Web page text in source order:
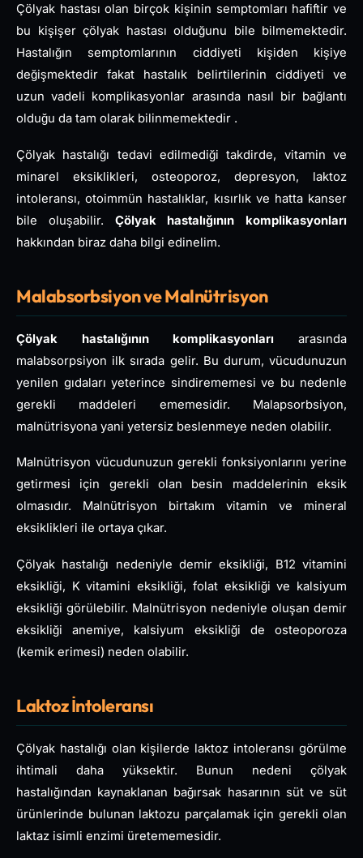
Çölyak hastası olan birçok kişinin semptomları hafiftir ve
bu kişişer çölyak hastası olduğunu bile bilmemektedir.
Hastalığın semptomlarının ciddiyeti kişiden kişiye
değişmektedir fakat hastalık belirtilerinin ciddiyeti ve
uzun vadeli komplikasyonlar arasında nasıl bir bağlantı
olduğu da tam olarak bilinmemektedir .
Çölyak hastalığı tedavi edilmediği takdirde, vitamin ve
minarel eksiklikleri, osteoporoz, depresyon, laktoz
intoleransı, otoimmün hastalıklar, kısırlık ve hatta kanser
bile oluşabilir. Çölyak hastalığının komplikasyonları
hakkından biraz daha bilgi edinelim.
Malabsorbsiyon ve Malnütrisyon
Çölyak hastalığının komplikasyonları arasında
malabsorpsiyon ilk sırada gelir. Bu durum, vücudunuzun
yenilen gıdaları yeterince sindirememesi ve bu nedenle
gerekli maddeleri ememesidir. Malapsorbsiyon,
malnütrisyona yani yetersiz beslenmeye neden olabilir.
Malnütrisyon vücudunuzun gerekli fonksiyonlarını yerine
getirmesi için gerekli olan besin maddelerinin eksik
olmasıdır. Malnütrisyon birtakım vitamin ve mineral
eksiklikleri ile ortaya çıkar.
Çölyak hastalığı nedeniyle demir eksikliği, B12 vitamini
eksikliği, K vitamini eksikliği, folat eksikliği ve kalsiyum
eksikliği görülebilir. Malnütrisyon nedeniyle oluşan demir
eksikliği anemiye, kalsiyum eksikliği de osteoporoza
(kemik erimesi) neden olabilir.
Laktoz İntoleransı
Çölyak hastalığı olan kişilerde laktoz intoleransı görülme
ihtimali daha yüksektir. Bunun nedeni çölyak
hastalığından kaynaklanan bağırsak hasarının süt ve süt
ürünlerinde bulunan laktozu parçalamak için gerekli olan
laktaz isimli enzimi üretememesidir.